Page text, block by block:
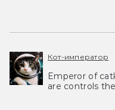
Кот-император
Emperor of
are controls